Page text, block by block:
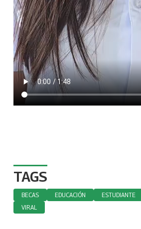
TAGS
BECAS EDUCACIÓN ESTUDIANTE
VIRAL